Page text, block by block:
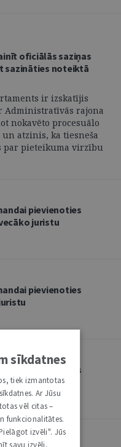
oficiālās saziņas
sazināties noteiktā
ir izskatījis
Administratīvās rajona
nokavēto procesuālo
atzinis, ka tiesneša
par pieteikuma virzību
pievienoties
juristu
pievienoties
pievienoties
sīkdatnes
tiek izmantotas
Ar Jūsu
vēl citas –
funkcionalitātes.
izvēli". Jūs
savu izvēli,